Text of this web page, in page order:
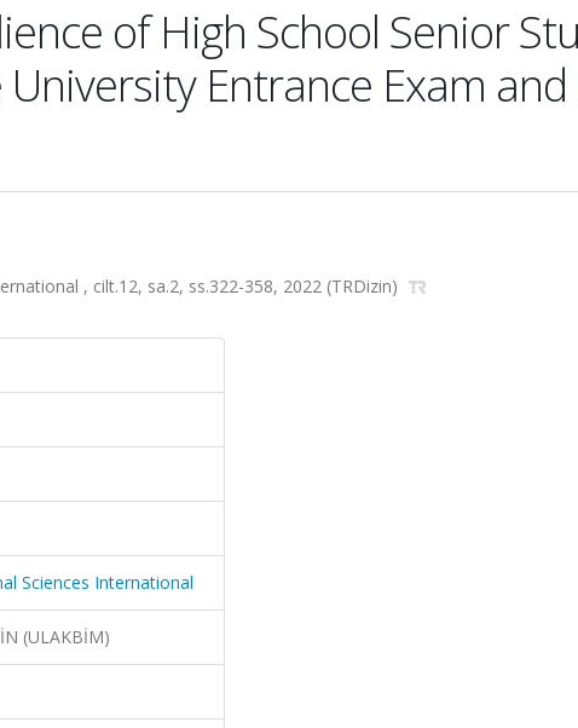
of High School Senior
Entrance Exam
, cilt.12, sa.2, ss.322-358, 2022 (TRDizin)
Sciences International
(ULAKBİM)